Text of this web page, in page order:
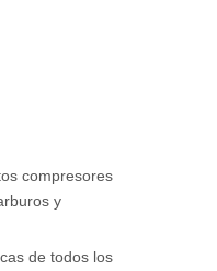
compresores
y
de todos los